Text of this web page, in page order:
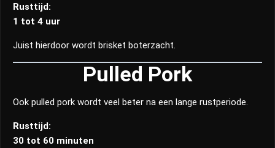
Rusttijd:
1 tot 4 uur
Juist hierdoor wordt brisket boterzacht.
Pulled Pork
Ook pulled pork wordt veel beter na een lange rustperiode.
Rusttijd:
30 tot 60 minuten